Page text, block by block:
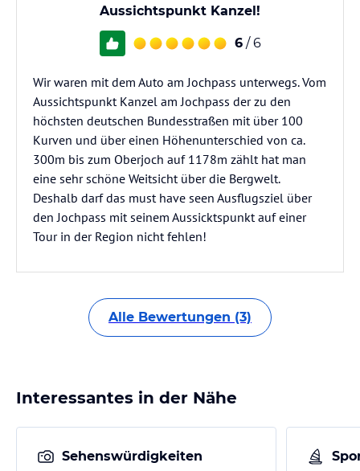
Aussichtspunkt Kanzel!
6 / 6
Wir waren mit dem Auto am Jochpass unterwegs. Vom
Aussichtspunkt Kanzel am Jochpass der zu den
höchsten deutschen Bundesstraßen mit über 100
Kurven und über einen Höhenunterschied von ca.
300m bis zum Oberjoch auf 1178m zählt hat man
eine sehr schöne Weitsicht über die Bergwelt.
Deshalb darf das must have seen Ausflugsziel über
den Jochpass mit seinem Aussicktspunkt auf einer
Tour in der Region nicht fehlen!
Alle Bewertungen (3)
Interessantes in der Nähe
Sehenswürdigkeiten